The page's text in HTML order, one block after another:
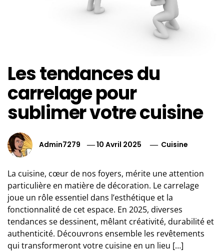
Les tendances du
carrelage pour
sublimer votre cuisine
Admin7279 10 Avril 2025 Cuisine
La cuisine, cœur de nos foyers, mérite une attention
particulière en matière de décoration. Le carrelage
joue un rôle essentiel dans l’esthétique et la
fonctionnalité de cet espace. En 2025, diverses
tendances se dessinent, mêlant créativité, durabilité et
authenticité. Découvrons ensemble les revêtements
qui transformeront votre cuisine en un lieu […]